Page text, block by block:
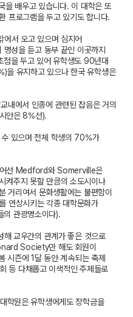
을 배우고 있습니다. 이 대학은 또
프로그램을 두고 있기도 합니다.
서 오고 있으며 심지어
성을 듣고 동부 끝인 이곳까지
점을 두고 있어 유학생도 90년대
을 유지하고 있으나 한국 유학생은
내에서 인종에 관련된 잡음은 거의
안은 8%선).
있으며 전체 학생의 70%가
어선 Medford와 Somerville은
켜주지 못할 만큼의 소도시이나
거리여서 문화생활에는 불편함이
연상시키는 각종 대학문화가
의 관광명소이다).
교우간의 관계가 좋은 것으로
Society만 해도 회원이
시즌에 1달 동안 계속되는 축제
등 다채롭고 이색적인 주제들로
학원은 유학생에게도 장학금을